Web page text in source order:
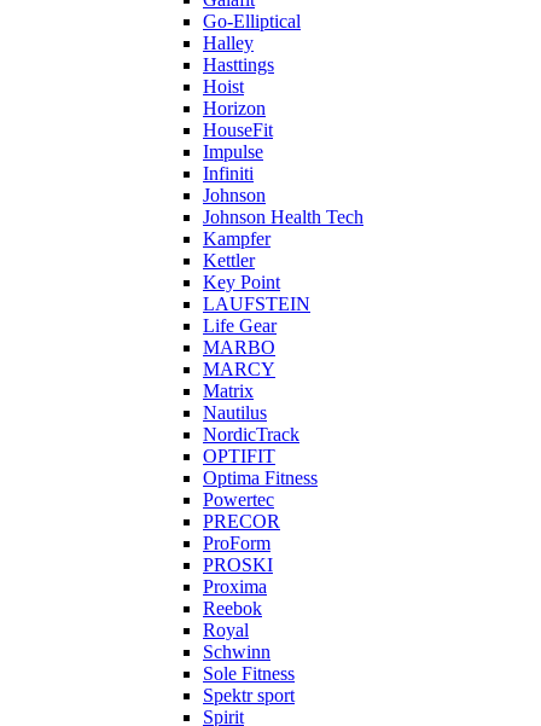
Go-Elliptical
Halley
Hasttings
Hoist
Horizon
HouseFit
Impulse
Infiniti
Johnson
Johnson Health Tech
Kampfer
Kettler
Key Point
LAUFSTEIN
Life Gear
MARBO
MARCY
Matrix
Nautilus
NordicTrack
OPTIFIT
Optima Fitness
Powertec
PRECOR
ProForm
PROSKI
Proxima
Reebok
Royal
Schwinn
Sole Fitness
Spektr sport
Spirit